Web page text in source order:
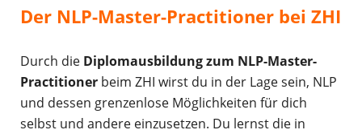
Der NLP-Master-Practitioner bei ZHI
Durch die Diplomausbildung zum NLP-Master-
Practitioner beim ZHI wirst du in der Lage sein, NLP
und dessen grenzenlose Möglichkeiten für dich
selbst und andere einzusetzen. Du lernst die in